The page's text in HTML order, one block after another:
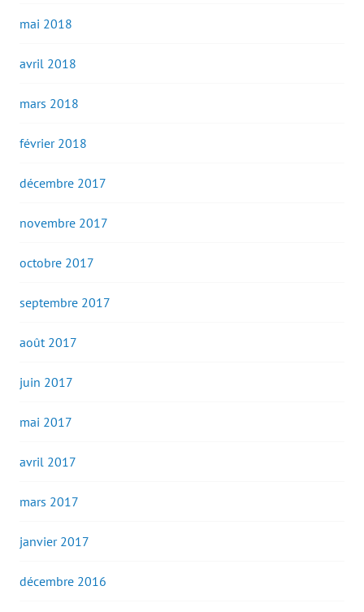
mai 2018
avril 2018
mars 2018
février 2018
décembre 2017
novembre 2017
octobre 2017
septembre 2017
août 2017
juin 2017
mai 2017
avril 2017
mars 2017
janvier 2017
décembre 2016